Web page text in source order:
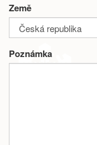
Země
Poznámka